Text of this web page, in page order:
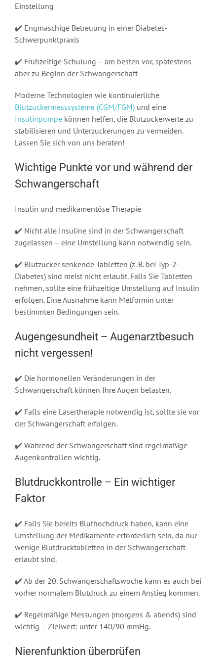
Einstellung
✔️ Engmaschige Betreuung in einer Diabetes-
Schwerpunktpraxis
✔️ Frühzeitige Schulung – am besten vor, spätestens
aber zu Beginn der Schwangerschaft
Moderne Technologien wie kontinuierliche
Blutzuckermesssysteme (CGM/FGM) und eine
Insulinpumpe können helfen, die Blutzuckerwerte zu
stabilisieren und Unterzuckerungen zu vermeiden.
Lassen Sie sich von uns beraten!
Wichtige Punkte vor und während der
Schwangerschaft
Insulin und medikamentöse Therapie
✔️ Nicht alle Insuline sind in der Schwangerschaft
zugelassen – eine Umstellung kann notwendig sein.
✔️ Blutzucker senkende Tabletten (z. B. bei Typ-2-
Diabetes) sind meist nicht erlaubt. Falls Sie Tabletten
nehmen, sollte eine frühzeitige Umstellung auf Insulin
erfolgen. Eine Ausnahme kann Metformin unter
bestimmten Bedingungen sein.
Augengesundheit – Augenarztbesuch
nicht vergessen!
✔️ Die hormonellen Veränderungen in der
Schwangerschaft können Ihre Augen belasten.
✔️ Falls eine Lasertherapie notwendig ist, sollte sie vor
der Schwangerschaft erfolgen.
✔️ Während der Schwangerschaft sind regelmäßige
Augenkontrollen wichtig.
Blutdruckkontrolle – Ein wichtiger
Faktor
✔️ Falls Sie bereits Bluthochdruck haben, kann eine
Umstellung der Medikamente erforderlich sein, da nur
wenige Blutdrucktabletten in der Schwangerschaft
erlaubt sind.
✔️ Ab der 20. Schwangerschaftswoche kann es auch bei
vorher normalem Blutdruck zu einem Anstieg kommen.
✔️ Regelmäßige Messungen (morgens & abends) sind
wichtig – Zielwert: unter 140/90 mmHg.
Nierenfunktion überprüfen